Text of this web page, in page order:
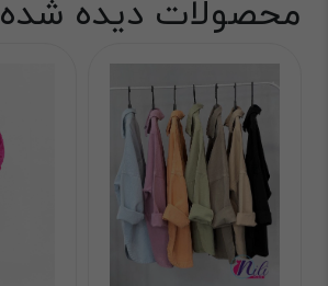
محصولات دیده شده